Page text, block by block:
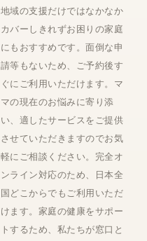
地域の支援だけではなかなか
カバーしきれずお困りの家庭
にもおすすめです。面倒な申
請等もないため、ご予約後す
ぐにご利用いただけます。マ
マの現在のお悩みに寄り添
い、適したサービスをご提供
させていただきますのでお気
軽にご相談ください。完全オ
ンライン対応のため、日本全
国どこからでもご利用いただ
けます。家庭の健康をサポー
トするため、私たちが窓口と